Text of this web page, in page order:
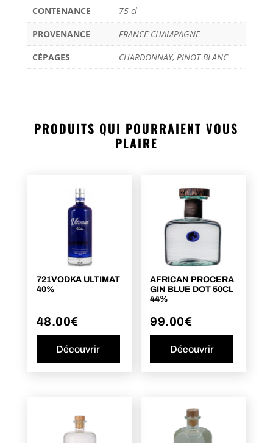
CONTENANCE
75 cl
PROVENANCE
FRANCE CHAMPAGNE
CÉPAGES
CHARDONNAY, PINOT BLANC
PRODUITS QUI POURRAIENT VOUS
PLAIRE
721VODKA ULTIMAT
40%
48.00€
Découvrir
AFRICAN PROCERA
GIN BLUE DOT 50CL
44%
99.00€
Découvrir